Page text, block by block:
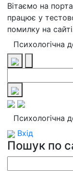
Вітаємо на
працює у
помилку на
Психологічна
Психологічна
Вхід
Пошук по